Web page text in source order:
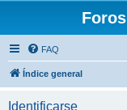
FAQ
Índice general
Identificarse